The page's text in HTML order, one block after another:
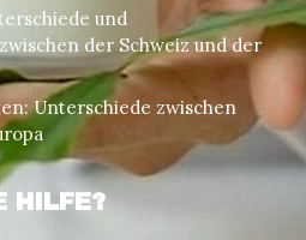
und
der Schweiz und der
Unterschiede zwischen
HILFE?